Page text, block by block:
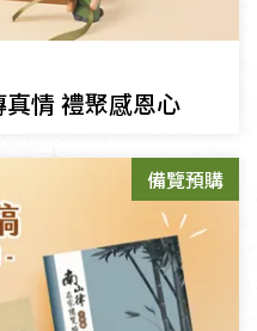
情 禮聚感恩心
備覽預購